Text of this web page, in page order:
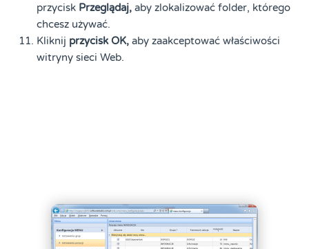
przycisk Przeglądaj, aby zlokalizować folder, którego
chcesz używać.
Kliknij przycisk OK, aby zaakceptować właściwości
witryny sieci Web.